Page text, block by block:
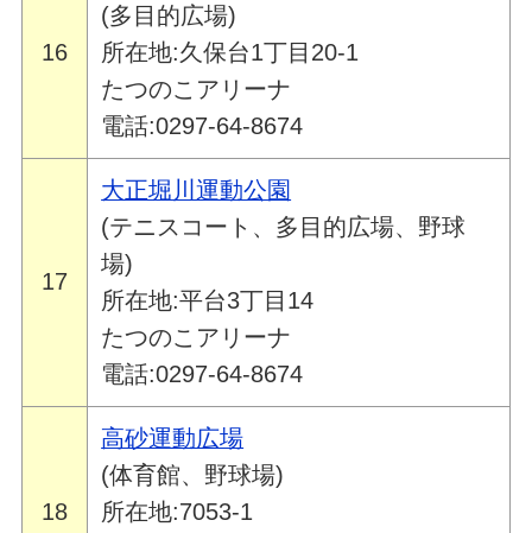
16
(多目的広場)
所在地:久保台1丁目20-1
たつのこアリーナ
電話:0297-64-8674
17
大正堀川運動公園
(テニスコート、多目的広場、野球
場)
所在地:平台3丁目14
たつのこアリーナ
電話:0297-64-8674
18
高砂運動広場
(体育館、野球場)
所在地:7053-1